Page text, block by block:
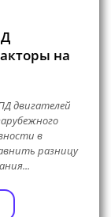
на
двигателей
в
разницу